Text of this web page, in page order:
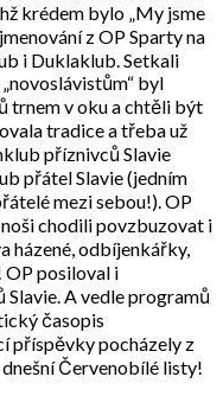
krédem bylo „My jsme
z OP Sparty na
i Duklaklub. Setkali
byl
trnem v oku a chtěli být
tradice a třeba už
příznivců Slavie
přátel Slavie (jedním
mezi sebou!). OP
chodili povzbuzovat i
házené, odbíjenkářky,
OP posiloval i
A vedle programů
časopis
příspěvky pocházely z
Červenobílé listy!